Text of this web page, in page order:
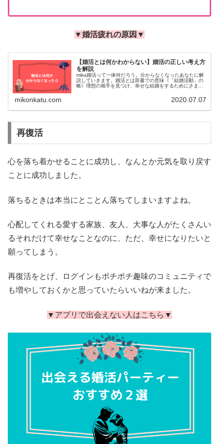
▼婚活疲れの原因▼
【婚活とは何かわからない】婚活の正しい考え方
を解説
mika婚活って一体何だろう。分からなくなったあなたに解
説していきます。婚活とは辞書での意味《「結婚活動」の
略》理想の相手を見つけ、幸せな結婚をするためにさまざ
mikonkatu.com 2020.07.07
再復活
心を落ち着かせることに成功し、なんとか元気を取り戻す
ことに成功しました。
落ちるときは本当にとことん落ちてしまいますよね。
心配してくれる愛する家族、友人、大事な人がたくさんい
るそれだけて幸せなことなのに、ただ、幸せになりたいと
願ってしまう。
再復活をとげ、ログインもポチポチ趣味のコミュニティで
も増やしておくかと思っていたらいいねが来ました。
▼アプリで出会えない人はこちら▼